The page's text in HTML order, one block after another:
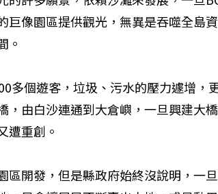
巨像園區提供觀光，無異是吞噬全島
。
多個遊客，垃圾、污水的壓力遽增，
，由白沙連通到大倉嶼，一旦興建大
遭重創。
區開發，但是縣政府始終沒說明，一